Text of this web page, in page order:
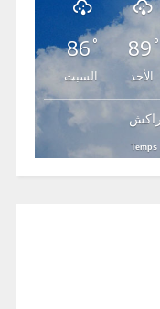
86°
السبت
89 °
الأحد
Temps